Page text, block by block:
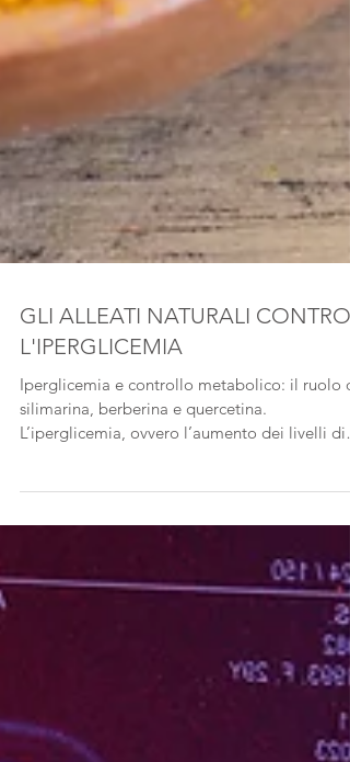
Iperglicemia e controllo metabolico: il ruolo di
L’iperglicemia, ovvero l’aumento dei livelli di
glucosio nel sangue oltre i valori fisiologici,
rappresenta una condizione sempre più diffusa
vita sedentari, alimentazione squilibrata e
predisposizione genetica.